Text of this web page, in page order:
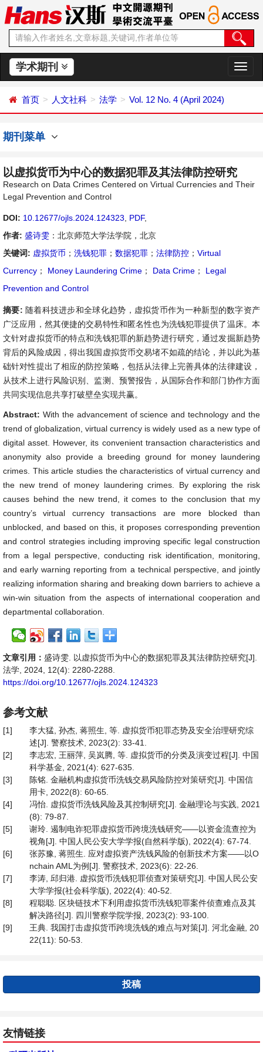
学术期刊
切
换
首页 人文社科 法学 Vol. 12 No. 4 (April 2024)
期刊菜单
以虚拟货币为中心的数据犯罪及其法律防控研究
Research on Data Crimes Centered on Virtual Currencies and Their
Legal Prevention and Control
DOI: 10.12677/ojls.2024.124323 PDF,
作者: 盛诗雯 ：北京师范大学法学院，北京
关键词: 虚拟货币 ； 洗钱犯罪 ； 数据犯罪 ； 法律防控 ； Virtual
Currency ； Money Laundering Crime ； Data Crime ；
Legal
Prevention and Control
摘要: 随着科技进步和全球化趋势，虚拟货币作为一种新型的数字资产
广泛应用，然其便捷的交易特性和匿名性也为洗钱犯罪提供了温床。本
文针对虚拟货币的特点和洗钱犯罪的新趋势进行研究，通过发掘新趋势
背后的风险成因，得出我国虚拟货币交易堵不如疏的结论，并以此为基
础针对性提出了相应的防控策略，包括从法律上完善具体的法律建设，
从技术上进行风险识别、监测、预警报告，从国际合作和部门协作方面
共同实现信息共享打破壁垒实现共赢。
Abstract: With the advancement of science and technology and the
trend of globalization, virtual currency is widely used as a new type of
digital asset. However, its convenient transaction characteristics and
anonymity also provide a breeding ground for money laundering
crimes. This article studies the characteristics of virtual currency and
the new trend of money laundering crimes. By exploring the risk
causes behind the new trend, it comes to the conclusion that my
country’s virtual currency transactions are more blocked than
unblocked, and based on this, it proposes corresponding prevention
and control strategies including improving specific legal construction
from a legal perspective, conducting risk identification, monitoring,
and early warning reporting from a technical perspective, and jointly
realizing information sharing and breaking down barriers to achieve a
win-win situation from the aspects of international cooperation and
departmental collaboration.
文章引用： 盛诗雯. 以虚拟货币为中心的数据犯罪及其法律防控研究[J].
法学, 2024, 12(4): 2280-2288.
https://doi.org/10.12677/ojls.2024.124323
参考文献
[1]
李大猛, 孙杰, 蒋照生, 等. 虚拟货币犯罪态势及安全治理研究综
述[J]. 警察技术, 2023(2): 33-41.
[2]
李志宏, 王丽萍, 吴岚腾, 等. 虚拟货币的分类及演变过程[J]. 中国
科学基金, 2021(4): 627-635.
[3]
陈铭. 金融机构虚拟货币洗钱交易风险防控对策研究[J]. 中国信
用卡, 2022(8): 60-65.
[4]
冯怡. 虚拟货币洗钱风险及其控制研究[J]. 金融理论与实践, 2021
(8): 79-87.
[5]
谢玲. 遏制电诈犯罪虚拟货币跨境洗钱研究——以资金流查控为
视角[J]. 中国人民公安大学学报(自然科学版), 2022(4): 67-74.
[6]
张苏豫, 蒋照生. 应对虚拟资产洗钱风险的创新技术方案——以O
nchain AML为例[J]. 警察技术, 2023(6): 22-26.
[7]
李涛, 邱归港. 虚拟货币洗钱犯罪侦查对策研究[J]. 中国人民公安
大学学报(社会科学版), 2022(4): 40-52.
[8]
程聪聪. 区块链技术下利用虚拟货币洗钱犯罪案件侦查难点及其
解决路径[J]. 四川警察学院学报, 2023(2): 93-100.
[9]
王典. 我国打击虚拟货币跨境洗钱的难点与对策[J]. 河北金融, 20
22(11): 50-53.
投稿
友情链接